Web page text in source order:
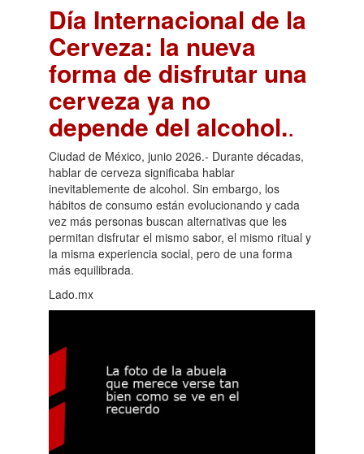
Día Internacional de la
Cerveza: la nueva
forma de disfrutar una
cerveza ya no
depende del alcohol..
Ciudad de México, junio 2026.- Durante décadas,
hablar de cerveza significaba hablar
inevitablemente de alcohol. Sin embargo, los
hábitos de consumo están evolucionando y cada
vez más personas buscan alternativas que les
permitan disfrutar el mismo sabor, el mismo ritual y
la misma experiencia social, pero de una forma
más equilibrada.
Lado.mx